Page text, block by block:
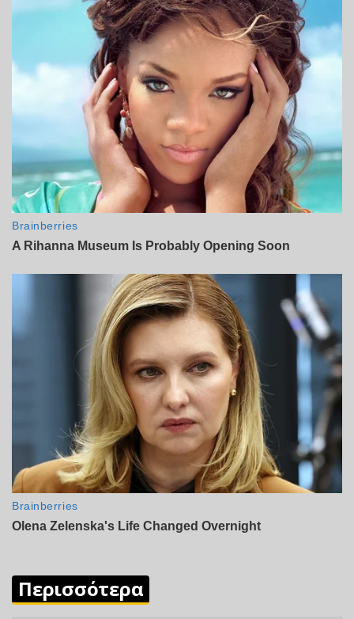
Περισσότερα